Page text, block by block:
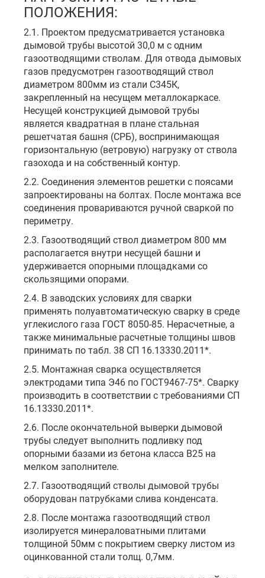
ПОЛОЖЕНИЯ:
2.1. Проектом предусматривается установка
дымовой трубы высотой 30,0 м с одним
газоотводящими стволам. Для отвода дымовых
газов предусмотрен газоотводящий ствол
диаметром 800мм из стали С345К,
закрепленный на несущем металлокаркасе.
Несущей конструкцией дымовой трубы
является квадратная в плане стальная
решетчатая башня (СРБ), воспринимающая
горизонтальную (ветровую) нагрузку от ствола
газохода и на собственный контур.
2.2. Соединения элементов решетки с поясами
запроектированы на болтах. После монтажа все
соединения провариваются ручной сваркой по
периметру.
2.3. Газоотводящий ствол диаметром 800 мм
располагается внутри несущей башни и
удерживается опорными площадками со
скользящими опорами.
2.4. В заводских условиях для сварки
применять полуавтоматическую сварку в среде
углекислого газа ГОСТ 8050-85. Нерасчетные, а
также минимальные расчетные толщины швов
принимать по табл. 38 СП 16.13330.2011*.
2.5. Монтажная сварка осуществляется
электродами типа Э46 по ГОСТ9467-75*. Сварку
производить в соответствии с требованиями СП
16.13330.2011*.
2.6. После окончательной выверки дымовой
трубы следует выполнить подливку под
опорными базами из бетона класса В25 на
мелком заполнителе.
2.7. Газоотводящий стволы дымовой трубы
оборудован патрубками слива конденсата.
2.8. После монтажа газоотводящий ствол
изолируется минераловатными плитами
толщиной 50мм с покрытием сверку листом из
оцинкованной стали толщ. 0,7мм.